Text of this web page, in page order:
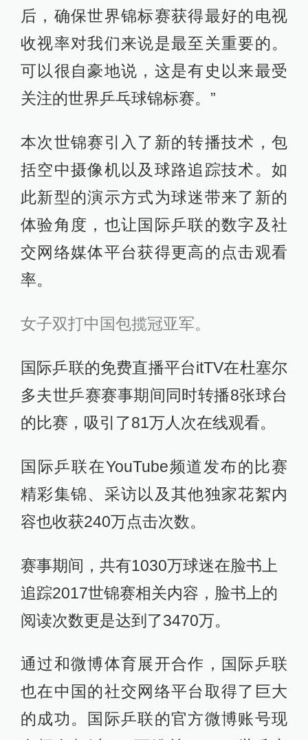
后，确保世界锦标赛获得最好的电视
收视率对我们来说是最至关重要的。
可以很自豪地说，这是有史以来最受
关注的世界乒乓球锦标赛。”
本次世锦赛引入了新的转播技术，包
括空中摄像机以及球路追踪技术。如
此新型的演示方式为球迷带来了新的
体验角度，也让国际乒联的数字及社
交网络媒体平台获得更高的点击观看
率。
女子双打中国包揽冠亚军。
国际乒联的免费直播平台itTV在杜塞尔
多夫世乒赛赛事期间同时转播8张球台
的比赛，吸引了81万人次在线观看。
国际乒联在YouTube频道发布的比赛
精彩集锦、采访以及其他独家花絮内
容也收获240万点击次数。
赛事期间，共有1030万球迷在脸书上
追踪2017世锦赛相关内容，脸书上的
阅读次数更是达到了3470万。
通过和微博体育展开合作，国际乒联
也在中国的社交网络平台取得了巨大
的成功。国际乒联的官方微博账号现